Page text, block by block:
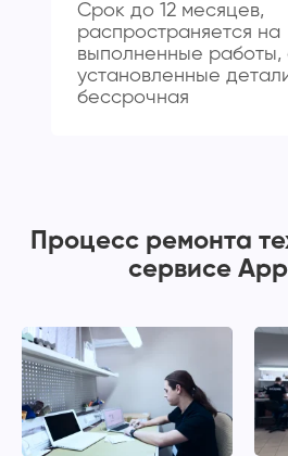
Срок до 12 месяцев,
распространяется на
выполненные работы,
установленные
бессрочная
Процесс ремонта
сервисе